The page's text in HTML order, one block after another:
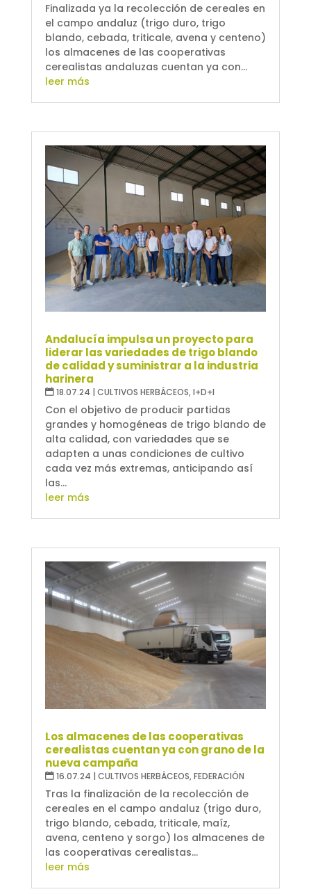
Finalizada ya la recolección de cereales en
el campo andaluz (trigo duro, trigo
blando, cebada, triticale, avena y centeno)
los almacenes de las cooperativas
cerealistas andaluzas cuentan ya con...
leer más
Andalucía impulsa un proyecto para
liderar las variedades de trigo blando
de calidad y suministrar a la industria
harinera
18.07.24 | CULTIVOS HERBÁCEOS,I+D+I
Con el objetivo de producir partidas
grandes y homogéneas de trigo blando de
alta calidad, con variedades que se
adapten a unas condiciones de cultivo
cada vez más extremas, anticipando así
las...
leer más
Los almacenes de las cooperativas
cerealistas cuentan ya con grano de la
nueva campaña
16.07.24 | CULTIVOS HERBÁCEOS,FEDERACIÓN
Tras la finalización de la recolección de
cereales en el campo andaluz (trigo duro,
trigo blando, cebada, triticale, maíz,
avena, centeno y sorgo) los almacenes de
las cooperativas cerealistas...
leer más